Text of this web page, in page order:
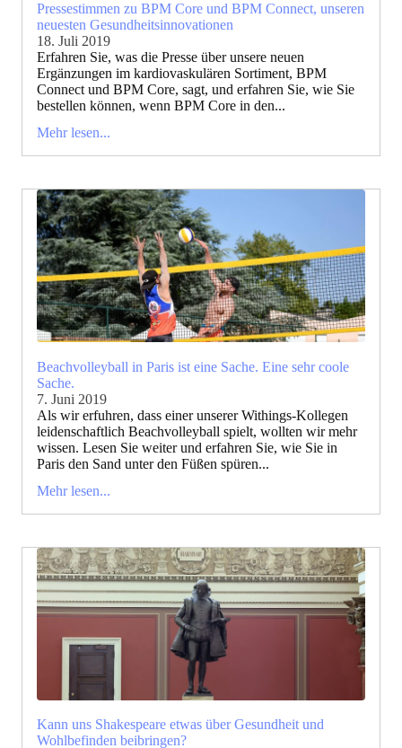
Pressestimmen zu BPM Core und BPM Connect, unseren
neuesten Gesundheitsinnovationen
18. Juli 2019
Erfahren Sie, was die Presse über unsere neuen
Ergänzungen im kardiovaskulären Sortiment, BPM
Connect und BPM Core, sagt, und erfahren Sie, wie Sie
bestellen können, wenn BPM Core in den...
Mehr lesen...
Beachvolleyball in Paris ist eine Sache. Eine sehr coole
Sache.
7. Juni 2019
Als wir erfuhren, dass einer unserer Withings-Kollegen
leidenschaftlich Beachvolleyball spielt, wollten wir mehr
wissen. Lesen Sie weiter und erfahren Sie, wie Sie in
Paris den Sand unter den Füßen spüren...
Mehr lesen...
Kann uns Shakespeare etwas über Gesundheit und
Wohlbefinden beibringen?